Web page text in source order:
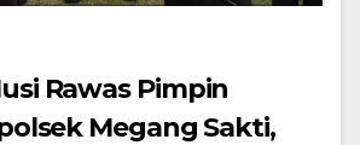
Rawas Pimpin
Megang Sakti,